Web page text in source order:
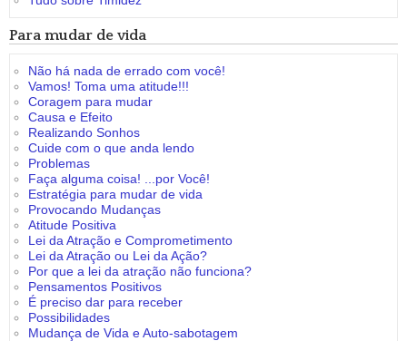
Para mudar de vida
Não há nada de errado com você!
Vamos! Toma uma atitude!!!
Coragem para mudar
Causa e Efeito
Realizando Sonhos
Cuide com o que anda lendo
Problemas
Faça alguma coisa! ...por Você!
Estratégia para mudar de vida
Provocando Mudanças
Atitude Positiva
Lei da Atração e Comprometimento
Lei da Atração ou Lei da Ação?
Por que a lei da atração não funciona?
Pensamentos Positivos
É preciso dar para receber
Possibilidades
Mudança de Vida e Auto-sabotagem